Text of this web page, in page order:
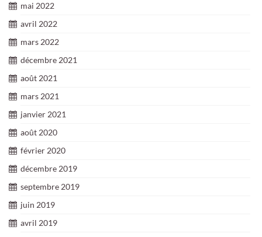
mai 2022
avril 2022
mars 2022
décembre 2021
août 2021
mars 2021
janvier 2021
août 2020
février 2020
décembre 2019
septembre 2019
juin 2019
avril 2019